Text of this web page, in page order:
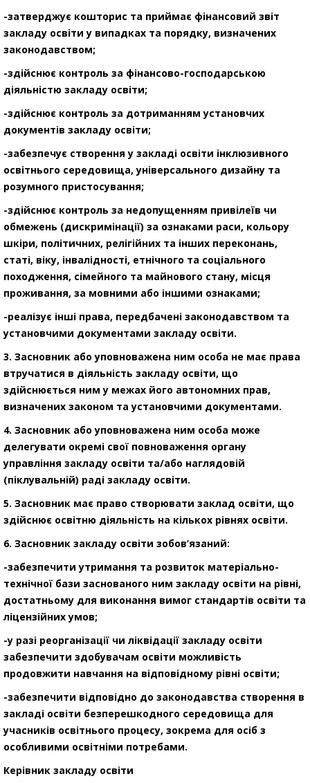
-затверджує кошторис та приймає фінансовий звіт
закладу освіти у випадках та порядку, визначених
законодавством;
-здійснює контроль за фінансово-господарською
діяльністю закладу освіти;
-здійснює контроль за дотриманням установчих
документів закладу освіти;
-забезпечує створення у закладі освіти інклюзивного
освітнього середовища, універсального дизайну та
розумного пристосування;
-здійснює контроль за недопущенням привілеїв чи
обмежень (дискримінації) за ознаками раси, кольору
шкіри, політичних, релігійних та інших переконань,
статі, віку, інвалідності, етнічного та соціального
походження, сімейного та майнового стану, місця
проживання, за мовними або іншими ознаками;
-реалізує інші права, передбачені законодавством та
установчими документами закладу освіти.
3. Засновник або уповноважена ним особа не має права
втручатися в діяльність закладу освіти, що
здійснюється ним у межах його автономних прав,
визначених законом та установчими документами.
4. Засновник або уповноважена ним особа може
делегувати окремі свої повноваження органу
управління закладу освіти та/або наглядовій
(піклувальній) раді закладу освіти.
5. Засновник має право створювати заклад освіти, що
здійснює освітню діяльність на кількох рівнях освіти.
6. Засновник закладу освіти зобов’язаний:
-забезпечити утримання та розвиток матеріально-
технічної бази заснованого ним закладу освіти на рівні,
достатньому для виконання вимог стандартів освіти та
ліцензійних умов;
-у разі реорганізації чи ліквідації закладу освіти
забезпечити здобувачам освіти можливість
продовжити навчання на відповідному рівні освіти;
-забезпечити відповідно до законодавства створення в
закладі освіти безперешкодного середовища для
учасників освітнього процесу, зокрема для осіб з
особливими освітніми потребами.
Керівник закладу освіти